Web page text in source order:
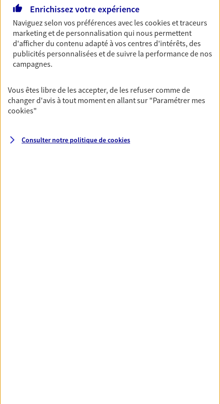
Retraite
Préparez sereinement ce nouveau chapitre de
votre vie avec les conseils d'un expert. Découvrez
notre solution PER (Plan Epargne Retraite)
spécialement conçue pour la retraite.
Prévoyance
d'accident ou de maladie en optant pour les
Enrichissez votre expérience
Naviguez selon vos préférences avec lescookies et traceurs
marketing et de personnalisation qui nous permettent
d'afficher du contenu adapté à vos centres d'intérêts, des
publicités personnalisées et de suivre la performance de nos
campagnes.
Vous êtes libre de les accepter, de les refuser comme de
changer d'avis à tout moment en allant sur "Paramétrer mes
cookies"
Consulter notre politique decookies